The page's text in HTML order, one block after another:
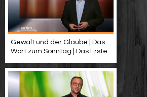
Gewalt und der Glaube | Das
Wort zum Sonntag | Das Erste